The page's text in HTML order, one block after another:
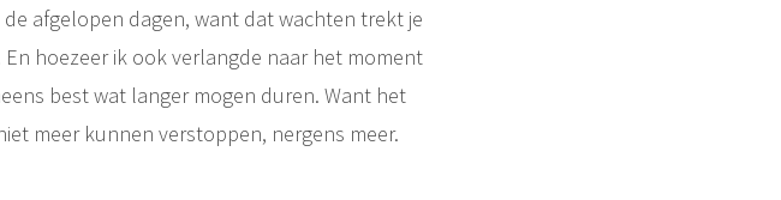
afgelopen dagen, want dat wachten trekt je
hoezeer ik ook verlangde naar het moment
best wat langer mogen duren. Want het
meer kunnen verstoppen, nergens meer.